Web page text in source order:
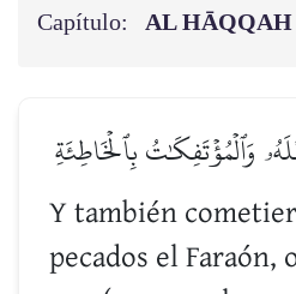
Capítulo: AL HĀQQAH
وَٱلۡمُؤۡتَفِكَٰتُ بِٱلۡخَاطِئَةِ
Y también
pecados el Faraón,